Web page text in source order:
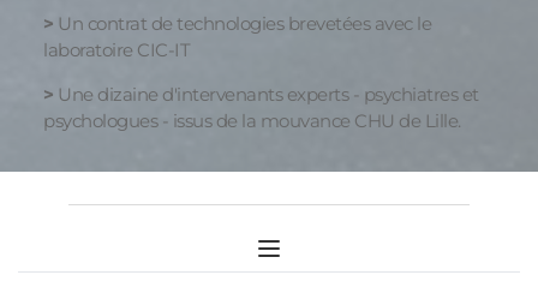
> Un contrat de technologies brevetées avec le
laboratoire CIC-IT
> Une dizaine d'intervenants experts - psychiatres et
psychologues - issus de la mouvance CHU de Lille.